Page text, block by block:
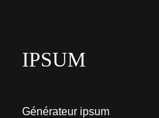
IPSUM
Générateur ipsum